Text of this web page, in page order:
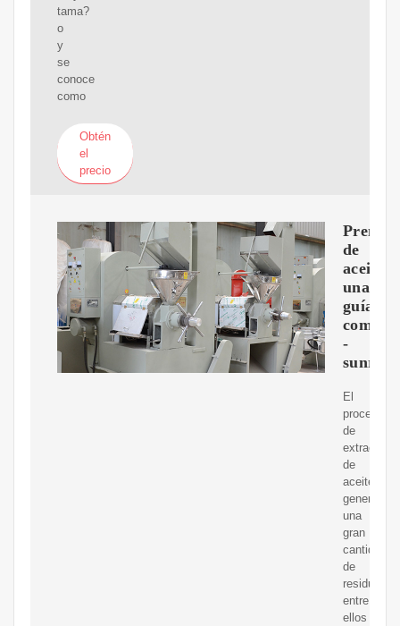
tama?
o
y
se
conoce
como
Obtén
el
precio
Prensa
de
aceite:
una
guía
-
sunrise
El
proceso
de
extracción
de
aceite
genera
una
gran
cantidad
de
residuos,
entre
ellos